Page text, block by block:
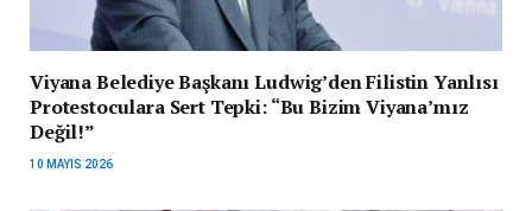
Viyana Belediye Başkanı Ludwig’den Filistin Yanlısı
Protestoculara Sert Tepki: “Bu Bizim Viyana’mız
Değil!”
10 MAYIS 2026